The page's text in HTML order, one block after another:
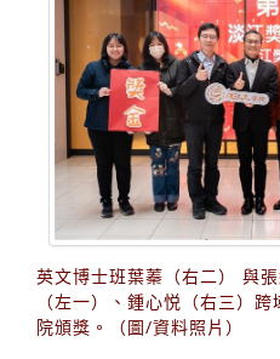
英文博士班葉蓁（右二） 與
（左一）、鍾心悦（右三）
院頒獎。（圖/資料照片）